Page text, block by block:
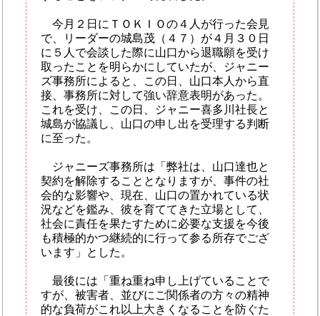
今月２日にＴＯＫＩＯの４人が行った会見
で、リーダーの城島茂（４７）が４月３０日
に５人で会談した際に山口から退職願を受け
取ったことを明らかにしていたが、ジャニー
ズ事務所によると、この日、山口本人から直
接、事務所に対して強い辞意表明があった。
これを受け、この日、ジャニー喜多川社長と
城島が協議し、山口の申し出を受理する判断
に至った。
ジャニーズ事務所は「弊社は、山口達也と
契約を解除することとなりますが、事件の社
会的な影響や、現在、山口の置かれている状
況などを鑑み、彼を育ててきた立場として、
社会に責任を果たすために必要な支援を今後
も積極的かつ継続的に行って参る所存でござ
います」とした。
最後には「重ね重ね申し上げていることで
すが、被害者、並びにご関係者の方々の精神
的な負荷がこれ以上大きくなることを防ぐた